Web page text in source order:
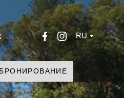
RU